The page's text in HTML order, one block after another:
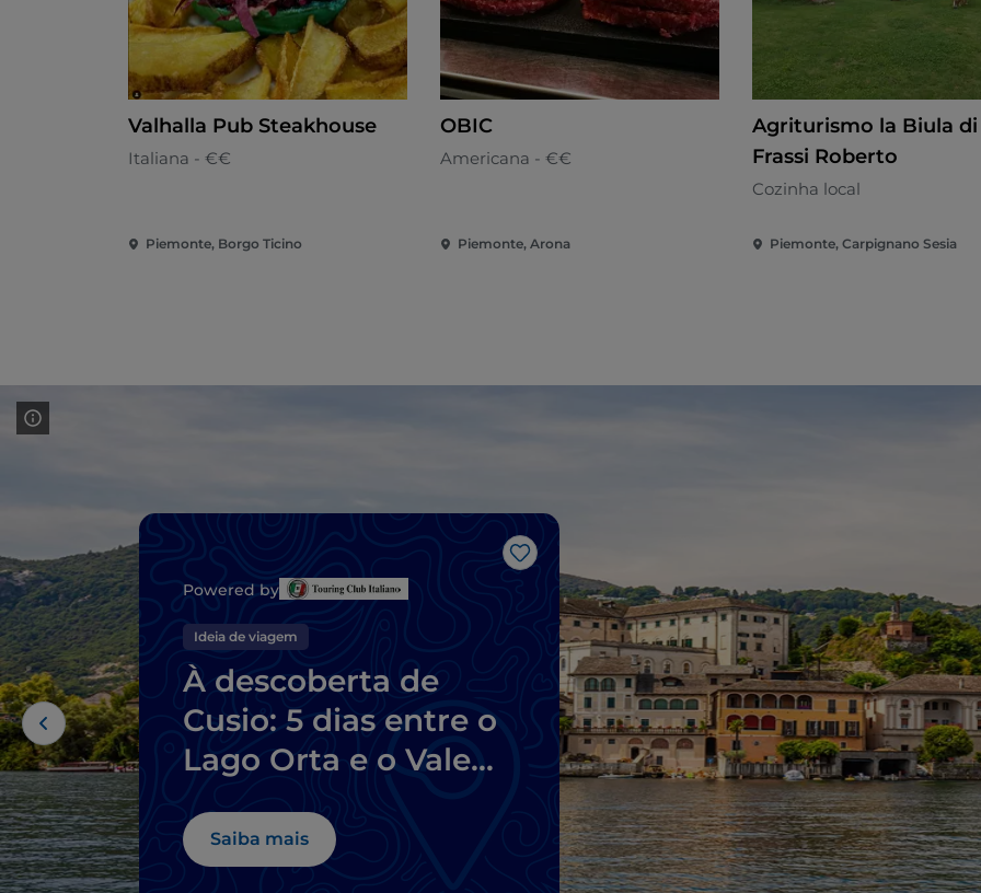
Valhalla Pub Steakhouse
Italiana - €€
Piemonte, Borgo Ticino
OBIC
Americana - €€
Piemonte, Arona
Agriturismo la Biula di
Frassi Roberto
Cozinha local
Piemonte, Carpignano Sesia
Gosto
Powered by
Ideia de viagem
À descoberta de
Cusio: 5 dias entre o
Lago Orta e o Vale
Saiba mais